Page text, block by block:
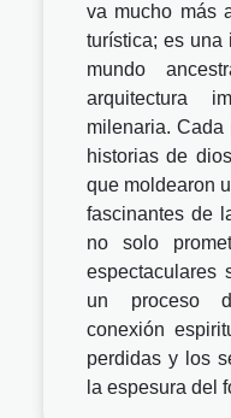
va mucho más
turística; es una
mundo
arquitectura
milenaria. Cada
historias de
que moldearon
fascinantes de
no solo
espectaculares
un proceso
conexión
perdidas y los
la espesura del